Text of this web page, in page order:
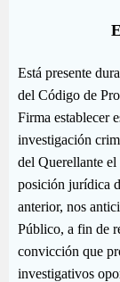
Está presente
del Código de
Firma establecer
investigación
del Querellante el
posición jurídica
anterior, nos
Público, a fin de
convicción que
investigativos